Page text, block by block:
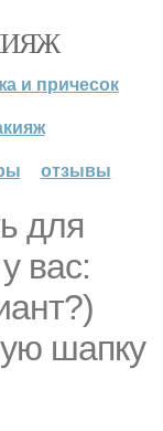
и причесок
отзывы
для
вас:
шапку